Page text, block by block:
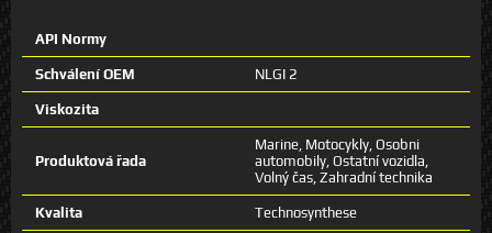
API Normy
Schválení OEM NLGI 2
Viskozita
Produktová řada
Marine, Motocykly, Osobni
automobily, Ostatní vozidla,
Volný čas, Zahradní technika
Kvalita Technosynthese